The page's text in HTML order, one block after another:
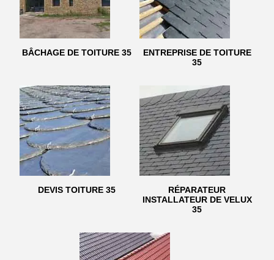
BÂCHAGE DE TOITURE 35
ENTREPRISE DE TOITURE
35
DEVIS TOITURE 35
RÉPARATEUR
INSTALLATEUR DE VELUX
35